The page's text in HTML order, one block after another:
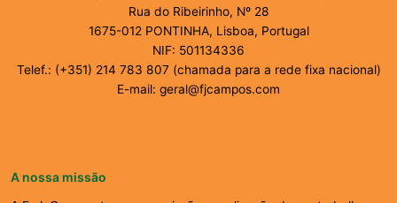
Rua do Ribeirinho, Nº 28
1675-012 PONTINHA, Lisboa, Portugal
NIF: 501134336
Telef.: (+351) 214 783 807 (chamada para a rede fixa nacional)
E-mail: geral@fjcampos.com
A nossa missão